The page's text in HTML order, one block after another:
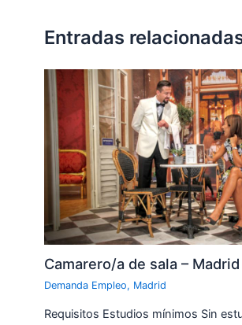
Entradas
Camarero/a de sala – Madrid
Demanda Empleo, Madrid
Requisitos Estudios mínimos Sin